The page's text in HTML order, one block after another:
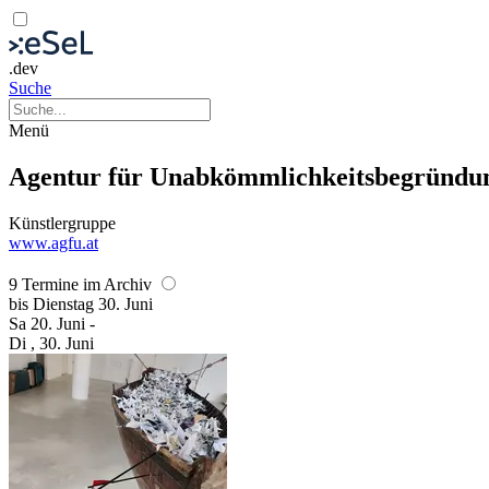
.dev
Suche
Menü
Agentur für
Künstlergruppe
www.agfu.at
9 Termine im Archiv
bis Dienstag 30. Juni
Sa 20. Juni -
Di , 30. Juni